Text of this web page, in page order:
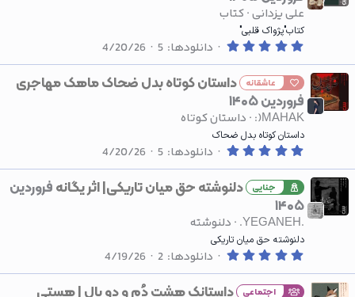
ر علی یزدانی کتاب
کتاب"پژواک قلبی"
0
0
0
س
ا
ر
ه
دانلودها 5
4/20/26
عاشقانه داستان کوتاه بدل ضحاک ماهک مهاجری
فروردین ۱۴۰۵
:)MAHAK داستان کوتاه
داستان کوتاه بدل ضحاک
0
0
0
س
ا
ر
ه
دانلودها 5
4/20/26
جنایی دلنوشته حق میان تاریکی| اثر یگانهفروردین
۱۴۰۵
.YEGANEH. دلنوشته
دلنوشته حق میان تاریکی
0
0
0
دانلودها 2
4/19/26
اجتماعی
داستانک هشت دُم و دو بال | هستی